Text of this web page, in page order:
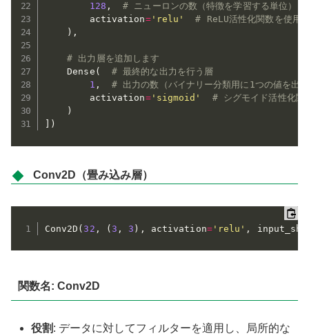
128 ,
# ニューロンの数（特徴を学習する単位）
        activation
='relu'
# ReLU活性化関数を使用
) ,
# 出力層を追加します
    Dense
(
# 最終的な出力を行う層
1 ,
# 出力の数（バイナリー分類用に1つの値を出
        activation
='sigmoid'
# シグモイド活性化関
)
)
Conv2D（畳み込み層）
Conv2D (32 , (3 , 3 ) , activation='relu' ,
関数名: Conv2D
役割: データに対してフィルターを適用し、局所的な